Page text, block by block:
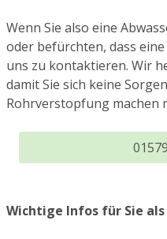
Wenn Sie also eine
oder befürchten, dass
uns zu kontaktieren. Wir
damit Sie sich keine
Rohrverstopfung machen
Wichtige Infos für Sie als